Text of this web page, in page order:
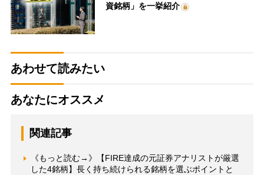
資銘柄」を一挙紹介
あわせて読みたい
あなたにオススメ
関連記事
《もっと読む→》【FIRE達成の元証券アナリストが厳選
した4銘柄】長く持ち続けられる銘柄を選ぶポイントと